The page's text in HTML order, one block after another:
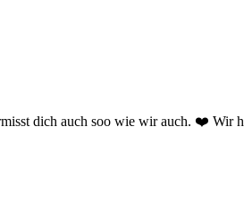
dich auch soo wie wir auch. ❤️ Wir